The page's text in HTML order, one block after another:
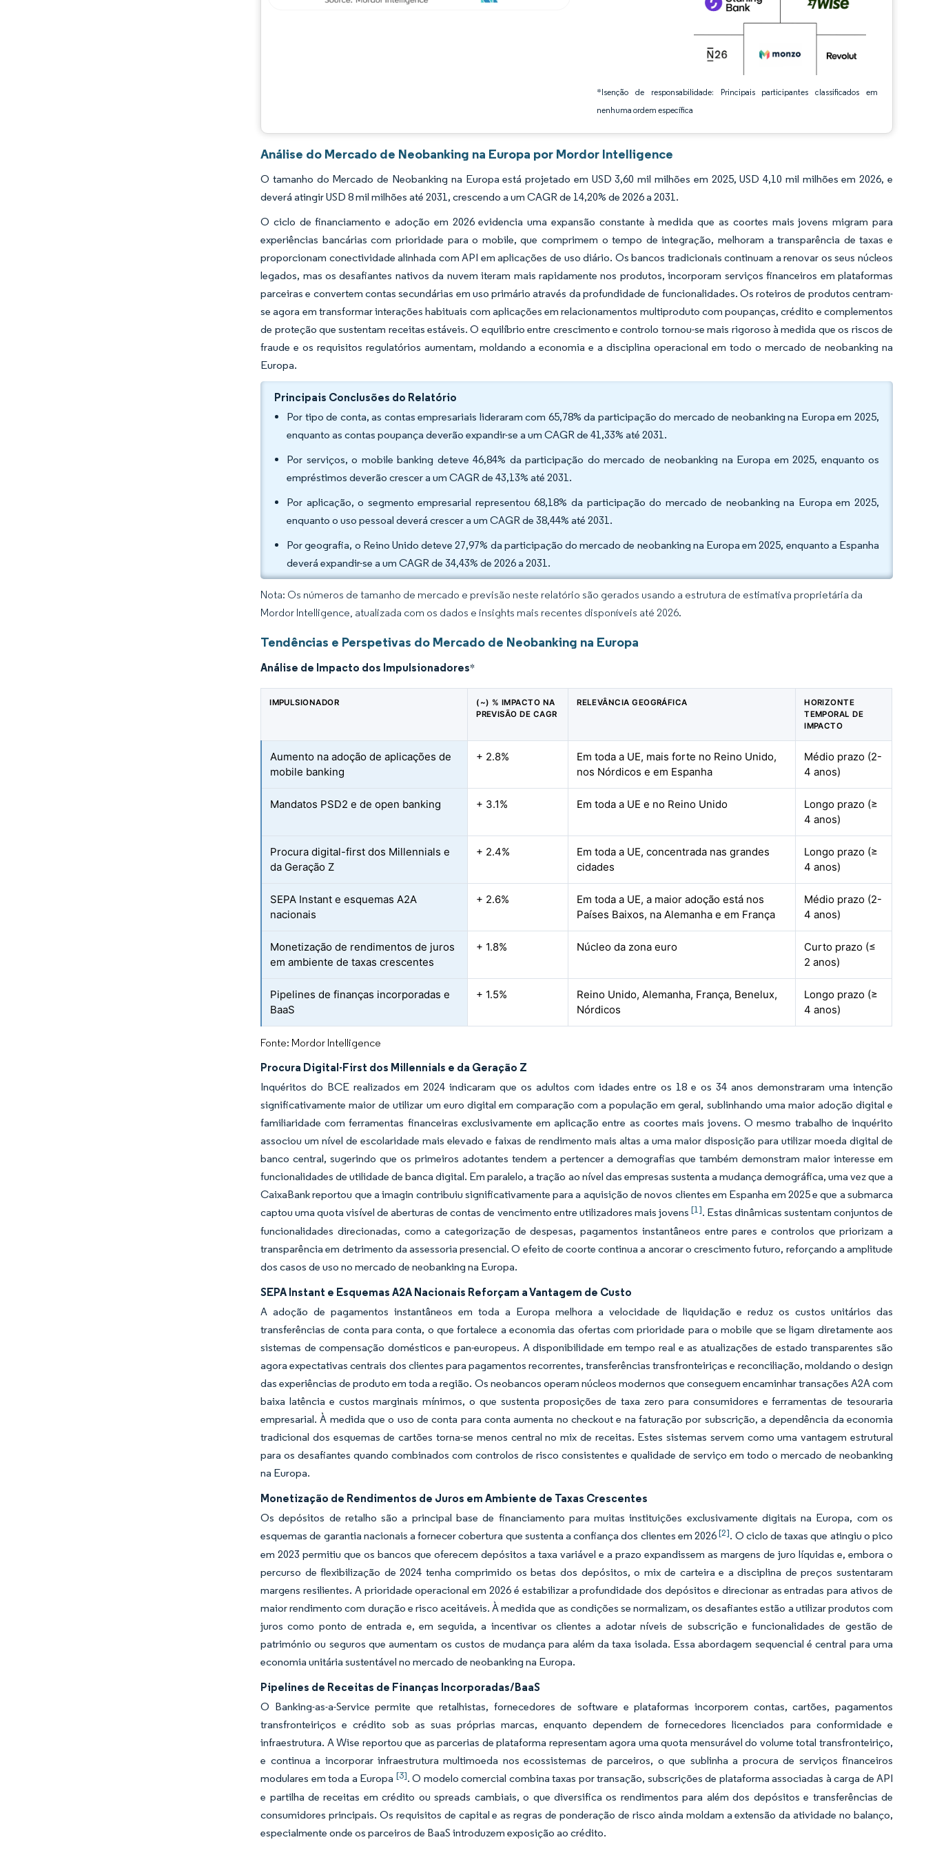
*Isenção de responsabilidade: Principais participantes classificados em
nenhuma ordem específica
Análise do Mercado de Neobanking na Europa por Mordor Intelligence
O tamanho do Mercado de Neobanking na Europa está projetado em USD 3,60 mil milhões em 2025, USD 4,10 mil milhões em 2026, e
deverá atingir USD 8 mil milhões até 2031, crescendo a um CAGR de 14,20% de 2026 a 2031.
O ciclo de financiamento e adoção em 2026 evidencia uma expansão constante à medida que as coortes mais jovens migram para
experiências bancárias com prioridade para o mobile, que comprimem o tempo de integração, melhoram a transparência de taxas e
proporcionam conectividade alinhada com API em aplicações de uso diário. Os bancos tradicionais continuam a renovar os seus núcleos
legados, mas os desafiantes nativos da nuvem iteram mais rapidamente nos produtos, incorporam serviços financeiros em plataformas
parceiras e convertem contas secundárias em uso primário através da profundidade de funcionalidades. Os roteiros de produtos centram-
se agora em transformar interações habituais com aplicações em relacionamentos multiproduto com poupanças, crédito e complementos
de proteção que sustentam receitas estáveis. O equilíbrio entre crescimento e controlo tornou-se mais rigoroso à medida que os riscos de
fraude e os requisitos regulatórios aumentam, moldando a economia e a disciplina operacional em todo o mercado de neobanking na
Europa.
Principais Conclusões do Relatório
Por tipo de conta, as contas empresariais lideraram com 65,78% da participação do mercado de neobanking na Europa em 2025,
enquanto as contas poupança deverão expandir-se a um CAGR de 41,33% até 2031.
Por serviços, o mobile banking deteve 46,84% da participação do mercado de neobanking na Europa em 2025, enquanto os
empréstimos deverão crescer a um CAGR de 43,13% até 2031.
Por aplicação, o segmento empresarial representou 68,18% da participação do mercado de neobanking na Europa em 2025,
enquanto o uso pessoal deverá crescer a um CAGR de 38,44% até 2031.
Por geografia, o Reino Unido deteve 27,97% da participação do mercado de neobanking na Europa em 2025, enquanto a Espanha
deverá expandir-se a um CAGR de 34,43% de 2026 a 2031.
Nota: Os números de tamanho de mercado e previsão neste relatório são gerados usando a estrutura de estimativa proprietária da
Mordor Intelligence, atualizada com os dados e insights mais recentes disponíveis até 2026.
Tendências e Perspetivas do Mercado de Neobanking na Europa
Análise de Impacto dos Impulsionadores*
IMPULSIONADOR
(~) % IMPACTO NA
PREVISÃO DE CAGR
RELEVÂNCIA GEOGRÁFICA
HORIZONTE
TEMPORAL DE
IMPACTO
Aumento na adoção de aplicações de
mobile banking
+ 2.8%
Em toda a UE, mais forte no Reino Unido,
nos Nórdicos e em Espanha
Médio prazo (2-
4 anos)
Mandatos PSD2 e de open banking + 3.1% Em toda a UE e no Reino Unido
Longo prazo (≥
4 anos)
Procura digital-first dos Millennials e
da Geração Z
+ 2.4%
Em toda a UE, concentrada nas grandes
cidades
Longo prazo (≥
4 anos)
SEPA Instant e esquemas A2A
nacionais
+ 2.6%
Em toda a UE, a maior adoção está nos
Países Baixos, na Alemanha e em França
Médio prazo (2-
4 anos)
Monetização de rendimentos de juros
em ambiente de taxas crescentes
+ 1.8% Núcleo da zona euro
Curto prazo (≤
2 anos)
Pipelines de finanças incorporadas e
BaaS
+ 1.5%
Reino Unido, Alemanha, França, Benelux,
Nórdicos
Longo prazo (≥
4 anos)
Fonte: Mordor Intelligence
Procura Digital-First dos Millennials e da Geração Z
Inquéritos do BCE realizados em 2024 indicaram que os adultos com idades entre os 18 e os 34 anos demonstraram uma intenção
significativamente maior de utilizar um euro digital em comparação com a população em geral, sublinhando uma maior adoção digital e
familiaridade com ferramentas financeiras exclusivamente em aplicação entre as coortes mais jovens. O mesmo trabalho de inquérito
associou um nível de escolaridade mais elevado e faixas de rendimento mais altas a uma maior disposição para utilizar moeda digital de
banco central, sugerindo que os primeiros adotantes tendem a pertencer a demografias que também demonstram maior interesse em
funcionalidades de utilidade de banca digital. Em paralelo, a tração ao nível das empresas sustenta a mudança demográfica, uma vez que a
CaixaBank reportou que a imagin contribuiu significativamente para a aquisição de novos clientes em Espanha em 2025 e que a submarca
captou uma quota visível de aberturas de contas de vencimento entre utilizadores mais jovens [1]. Estas dinâmicas sustentam conjuntos de
funcionalidades direcionadas, como a categorização de despesas, pagamentos instantâneos entre pares e controlos que priorizam a
transparência em detrimento da assessoria presencial. O efeito de coorte continua a ancorar o crescimento futuro, reforçando a amplitude
dos casos de uso no mercado de neobanking na Europa.
SEPA Instant e Esquemas A2A Nacionais Reforçam a Vantagem de Custo
A adoção de pagamentos instantâneos em toda a Europa melhora a velocidade de liquidação e reduz os custos unitários das
transferências de conta para conta, o que fortalece a economia das ofertas com prioridade para o mobile que se ligam diretamente aos
sistemas de compensação domésticos e pan-europeus. A disponibilidade em tempo real e as atualizações de estado transparentes são
agora expectativas centrais dos clientes para pagamentos recorrentes, transferências transfronteiriças e reconciliação, moldando o design
das experiências de produto em toda a região. Os neobancos operam núcleos modernos que conseguem encaminhar transações A2A com
baixa latência e custos marginais mínimos, o que sustenta proposições de taxa zero para consumidores e ferramentas de tesouraria
empresarial. À medida que o uso de conta para conta aumenta no checkout e na faturação por subscrição, a dependência da economia
tradicional dos esquemas de cartões torna-se menos central no mix de receitas. Estes sistemas servem como uma vantagem estrutural
para os desafiantes quando combinados com controlos de risco consistentes e qualidade de serviço em todo o mercado de neobanking
na Europa.
Monetização de Rendimentos de Juros em Ambiente de Taxas Crescentes
Os depósitos de retalho são a principal base de financiamento para muitas instituições exclusivamente digitais na Europa, com os
esquemas de garantia nacionais a fornecer cobertura que sustenta a confiança dos clientes em 2026[2]. O ciclo de taxas que atingiu o pico
em 2023 permitiu que os bancos que oferecem depósitos a taxa variável e a prazo expandissem as margens de juro líquidas e, embora o
percurso de flexibilização de 2024 tenha comprimido os betas dos depósitos, o mix de carteira e a disciplina de preços sustentaram
margens resilientes. A prioridade operacional em 2026 é estabilizar a profundidade dos depósitos e direcionar as entradas para ativos de
maior rendimento com duração e risco aceitáveis. À medida que as condições se normalizam, os desafiantes estão a utilizar produtos com
juros como ponto de entrada e, em seguida, a incentivar os clientes a adotar níveis de subscrição e funcionalidades de gestão de
património ou seguros que aumentam os custos de mudança para além da taxa isolada. Essa abordagem sequencial é central para uma
economia unitária sustentável no mercado de neobanking na Europa.
Pipelines de Receitas de Finanças Incorporadas/BaaS
O Banking-as-a-Service permite que retalhistas, fornecedores de software e plataformas incorporem contas, cartões, pagamentos
transfronteiriços e crédito sob as suas próprias marcas, enquanto dependem de fornecedores licenciados para conformidade e
infraestrutura. A Wise reportou que as parcerias de plataforma representam agora uma quota mensurável do volume total transfronteiriço,
e continua a incorporar infraestrutura multimoeda nos ecossistemas de parceiros, o que sublinha a procura de serviços financeiros
modulares em toda a Europa [3]. O modelo comercial combina taxas por transação, subscrições de plataforma associadas à carga de API
e partilha de receitas em crédito ou spreads cambiais, o que diversifica os rendimentos para além dos depósitos e transferências de
consumidores principais. Os requisitos de capital e as regras de ponderação de risco ainda moldam a extensão da atividade no balanço,
especialmente onde os parceiros de BaaS introduzem exposição ao crédito.